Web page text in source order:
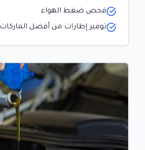
فحص ضغط الهواء
توفير إطارات من أفضل الماركات